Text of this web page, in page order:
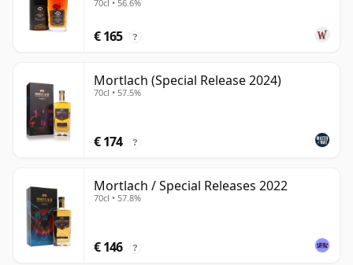
17 jaar oud
70cl • 56.6%
€ 165 ?
Mortlach (Special Release 2024)
70cl • 57.5%
€ 174 ?
Mortlach / Special Releases 2022
70cl • 57.8%
€ 146 ?